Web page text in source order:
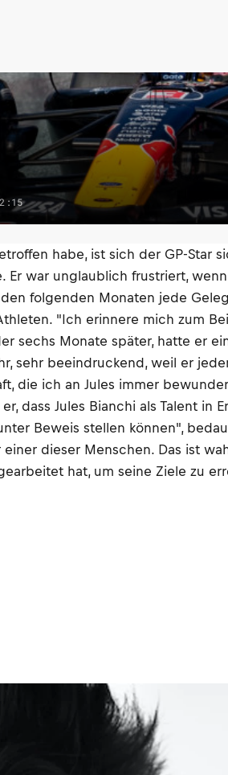
habe, ist sich der GP-Star
war unglaublich frustriert,
folgenden Monaten jede
"Ich erinnere mich zum
sechs Monate später, hatte er
sehr beeindruckend, weil er
die ich an Jules immer
dass Jules Bianchi als Talent
Beweis stellen können",
dieser Menschen. Das ist
hat, um seine Ziele zu